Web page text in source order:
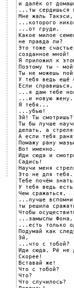
и далёк от
...ты сердишься
Мне жаль Такэси,
...которого
...от груди.
Какое милое
не правда ли?
Это тоже
созданное мной!
Я приложил к
Поэтому ты -
Ты не можешь
У тебя ведь ещё
Если справишься,
...я дам тебе
...и новую жену.
Я тебя...
...убью!
Эй! Ты смотришь?
Ты бы лучше
делать, а
А если тебя
Помажу рану
Вот именно.
Иди сюда и
Садись!
Научи меня
Это не для тебя.
Тебе почём
У тебя ведь
Чем сражаться,
...лучше
ты решила
Чтобы
...замыслы Фона,
...есть только
Подумай как
Эй,
...что с тобой?
Иди сюда, Рё не
Скорее!
Вставай же!
Что с тобой?
Что?
Что случилось?